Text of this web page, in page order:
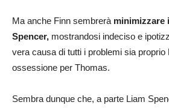
Ma anche Finn sembrerà minimizzare
Spencer, mostrandosi indeciso e
vera causa di tutti i problemi sia proprio
ossessione per Thomas.
Sembra dunque che, a parte Liam